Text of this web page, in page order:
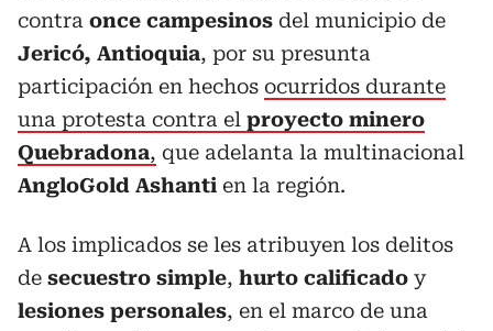
contra once campesinos del municipio de
Jericó, Antioquia, por su presunta
participación en hechos ocurridos durante
una protesta contra el proyecto minero
Quebradona, que adelanta la multinacional
AngloGold Ashanti en la región.
A los implicados se les atribuyen los delitos
de secuestro simple, hurto calificado y
lesiones personales, en el marco de una